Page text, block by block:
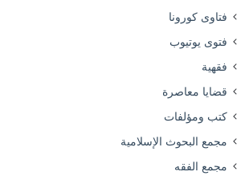
فتاوى كورونا
فتوى يوتيوب
فقهية
قضايا معاصرة
كتب ومؤلفات
مجمع البحوث الإسلامية
مجمع الفقه